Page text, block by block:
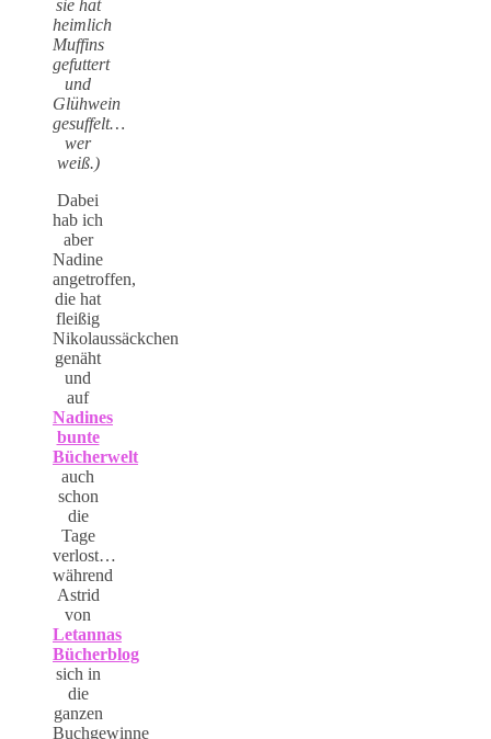
sie hat
heimlich
Muffins
gefuttert
und
Glühwein
gesuffelt…
wer
weiß.)
Dabei
hab ich
aber
Nadine
angetroffen,
die hat
fleißig
Nikolaussäckchen
genäht
und
auf
Nadines
bunte
Bücherwelt
auch
schon
die
Tage
verlost…
während
Astrid
von
Letannas
Bücherblog
sich in
die
ganzen
Buchgewinne